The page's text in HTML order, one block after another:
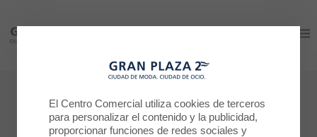
Gran Plaza 2
PROMOCIÓN ESENCIALES
BENTTON KIDS
Gran Plaza 2
El Centro Comercial utiliza cookies de terceros
para personalizar el contenido y la publicidad,
proporcionar funciones de redes sociales y